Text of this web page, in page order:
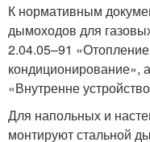
К нормативным
дымоходов для
2.04.05–91
кондиционирование»,
«Внутренне
Для напольных и
монтируют стальной